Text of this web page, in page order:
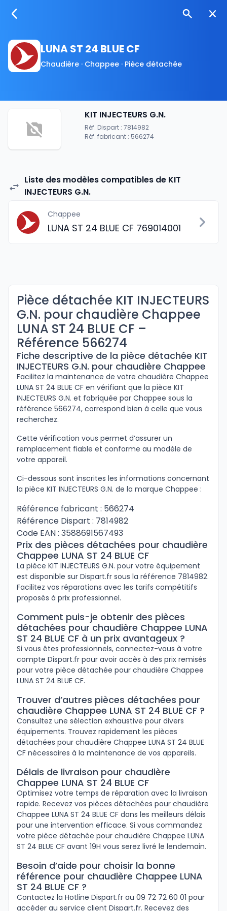
LUNA ST 24 BLUE CF
Chaudière · Chappee · Pièce détachée
KIT INJECTEURS G.N.
Réf. Dispart : 7814982
Réf. fabricant : 566274
Liste des modèles compatibles de KIT
INJECTEURS G.N.
Chappee
LUNA ST 24 BLUE CF 769014001
Pièce détachée KIT INJECTEURS
G.N. pour chaudière Chappee
LUNA ST 24 BLUE CF –
Référence 566274
Fiche descriptive de la pièce détachée KIT
INJECTEURS G.N. pour chaudière Chappee
Facilitez la maintenance de votre chaudière Chappee
LUNA ST 24 BLUE CF en vérifiant que la pièce KIT
INJECTEURS G.N. et fabriquée par Chappee sous la
référence 566274, correspond bien à celle que vous
recherchez.
Cette vérification vous permet d’assurer un
remplacement fiable et conforme au modèle de
votre appareil.
Ci-dessous sont inscrites les informations concernant
la pièce KIT INJECTEURS G.N. de la marque Chappee :
Référence fabricant : 566274
Référence Dispart : 7814982
Code EAN : 3588691567493
Prix des pièces détachées pour chaudière
Chappee LUNA ST 24 BLUE CF
La pièce KIT INJECTEURS G.N. pour votre équipement
est disponible sur Dispart.fr sous la référence 7814982.
Facilitez vos réparations avec les tarifs compétitifs
proposés à prix professionnel.
Comment puis-je obtenir des pièces
détachées pour chaudière Chappee LUNA
ST 24 BLUE CF à un prix avantageux ?
Si vous êtes professionnels, connectez-vous à votre
compte Dispart.fr pour avoir accès à des prix remisés
pour votre pièce détachée pour chaudière Chappee
LUNA ST 24 BLUE CF.
Trouver d’autres pièces détachées pour
chaudière Chappee LUNA ST 24 BLUE CF ?
Consultez une sélection exhaustive pour divers
équipements. Trouvez rapidement les pièces
détachées pour chaudière Chappee LUNA ST 24 BLUE
CF nécessaires à la maintenance de vos appareils.
Délais de livraison pour chaudière
Chappee LUNA ST 24 BLUE CF
Optimisez votre temps de réparation avec la livraison
rapide. Recevez vos pièces détachées pour chaudière
Chappee LUNA ST 24 BLUE CF dans les meilleurs délais
pour une intervention efficace. Si vous commandez
votre pièce détachée pour chaudière Chappee LUNA
ST 24 BLUE CF avant 19H vous serez livré le lendemain.
Besoin d’aide pour choisir la bonne
référence pour chaudière Chappee LUNA
ST 24 BLUE CF ?
Contactez la Hotline Dispart.fr au 09 72 72 60 01 pour
accéder au service client Dispart.fr. Recevez des